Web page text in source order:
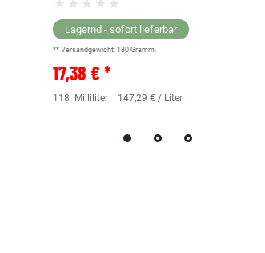
Lagernd - sofort lieferbar
** Versandgewicht: 180 Gramm.
17,38 € *
118 Milliliter | 147,29 € / Liter